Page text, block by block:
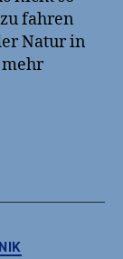
fahren
Natur in
mehr